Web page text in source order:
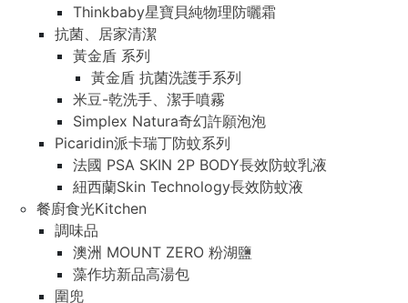
Thinkbaby星寶貝純物理防曬霜
抗菌、居家清潔
黃金盾 系列
黃金盾 抗菌洗護手系列
米豆-乾洗手、潔手噴霧
Simplex Natura奇幻許願泡泡
Picaridin派卡瑞丁防蚊系列
法國 PSA SKIN 2P BODY長效防蚊乳液
紐西蘭Skin Technology長效防蚊液
餐廚食光Kitchen
調味品
澳洲 MOUNT ZERO 粉湖鹽
藻作坊新品高湯包
圍兜